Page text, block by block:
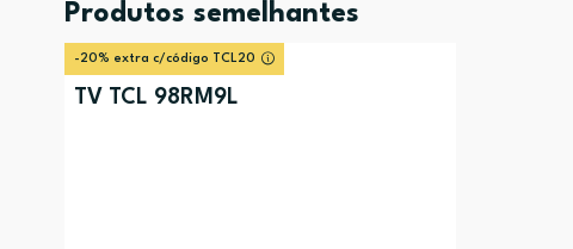
Produtos semelhantes
-20% extra c/código TCL20
TV TCL 98RM9L